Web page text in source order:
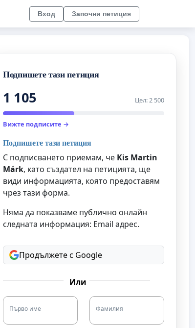
Вход Започни петиция
Подпишете тази петиция
1 105 Цел: 2 500
Вижте подписите →
Подпишете тази петиция
С подписването приемам, че Kis Martin
Márk, като създател на петицията, ще
види информацията, която предоставям
чрез тази форма.
Няма да показваме публично онлайн
следната информация: Email адрес.
Продължете с Google
Или
Първо име Фамилия